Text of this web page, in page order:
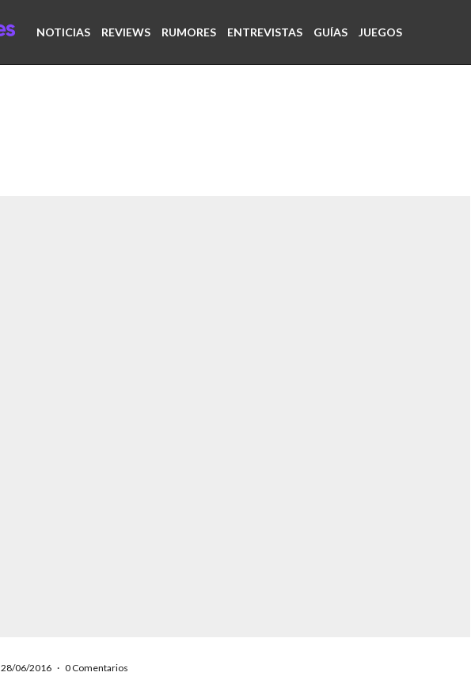
NOTICIAS REVIEWS RUMORES ENTREVISTAS GUÍAS JUEGOS
28/06/2016 · 0 Comentarios